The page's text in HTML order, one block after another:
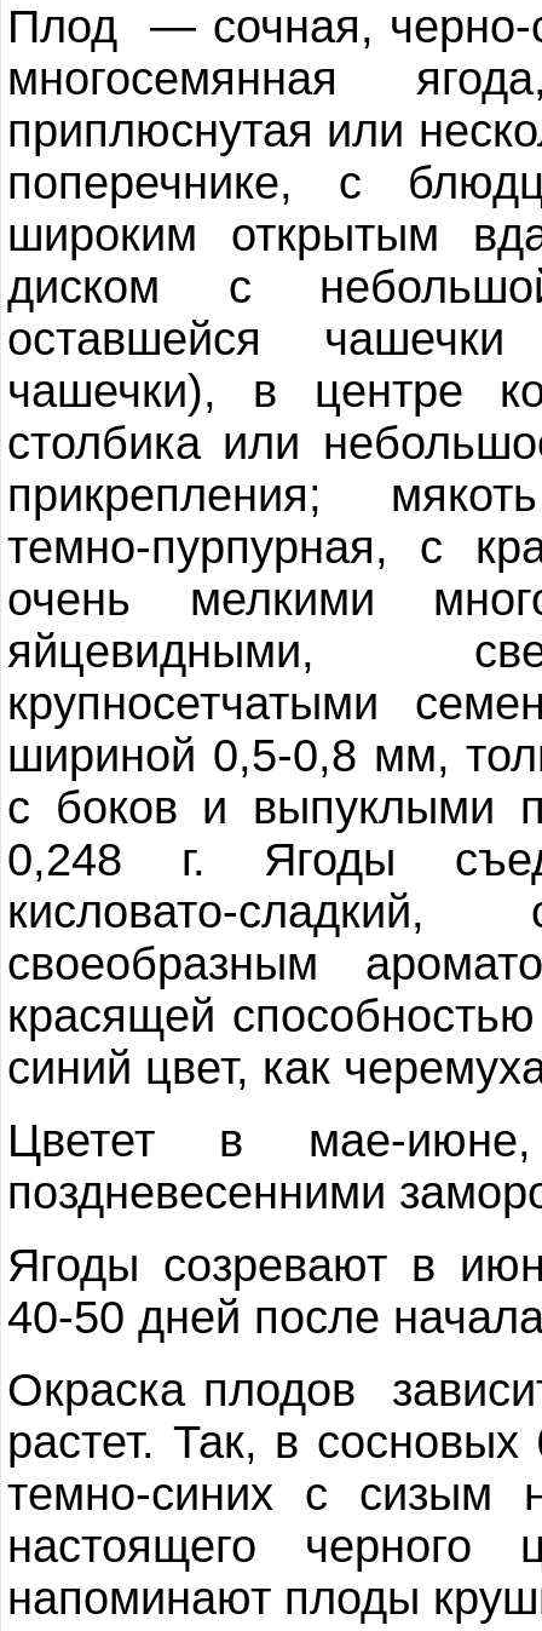
Плод — сочная, черно-
многосемянная
приплюснутая или
поперечнике, с
широким открытым
диском с
оставшейся
чашечки), в центре
столбика или
прикрепления;
темно-пурпурная, с
очень мелкими
яйцевидными,
крупносетчатыми
шириной 0,5-0,8 мм,
с боков и выпуклыми
0,248 г. Ягоды
кисловато-
своеобразным
красящей
синий цвет, как
Цветет в мае-июне,
поздневесенними
Ягоды созревают в
40-50 дней после
Окраска плодов
растет. Так, в
темно-синих с
настоящего
напоминают плоды